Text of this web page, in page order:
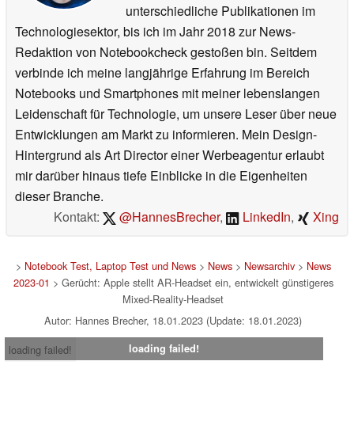
unterschiedliche Publikationen im
Technologiesektor, bis ich im Jahr 2018 zur News-
Redaktion von Notebookcheck gestoßen bin. Seitdem
verbinde ich meine langjährige Erfahrung im Bereich
Notebooks und Smartphones mit meiner lebenslangen
Leidenschaft für Technologie, um unsere Leser über neue
Entwicklungen am Markt zu informieren. Mein Design-
Hintergrund als Art Director einer Werbeagentur erlaubt
mir darüber hinaus tiefe Einblicke in die Eigenheiten
dieser Branche.
Kontakt:
@HannesBrecher, LinkedIn, Xing
> Notebook Test, Laptop Test und News> News> Newsarchiv> News
2023-01 > Gerücht: Apple stellt AR-Headset ein, entwickelt günstigeres
Mixed-Reality-Headset
Autor: Hannes Brecher, 18.01.2023 (Update: 18.01.2023)
loading failed!
loading failed!